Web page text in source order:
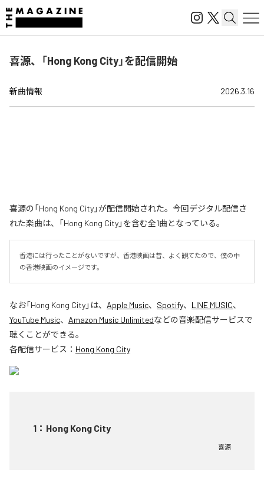
喜源、「Hong Kong City」を配信開始
新曲情報 2026.3.16
喜源の「Hong Kong City」が配信開始された。今回デジタル配信さ
れた楽曲は、「Hong Kong City」を含む全1曲となっている。
香港には行ったことがないですが、香港映画は昔、よく観てたので、僕の中
の香港映画のイメージです。
なお「Hong Kong City」は、 Apple Music、 Spotify、 LINE MUSIC、
YouTube Music、 Amazon Music Unlimitedなどの音楽配信サービスで
聴くことができる。
各配信サービス： Hong Kong City
1 ： Hong Kong City
喜源